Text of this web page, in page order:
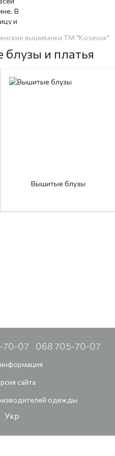
вышиванки ТМ "Козачок"
и платья
Вышитые блузы
70-07 068 705-70-07
сайта
одежды
Укр